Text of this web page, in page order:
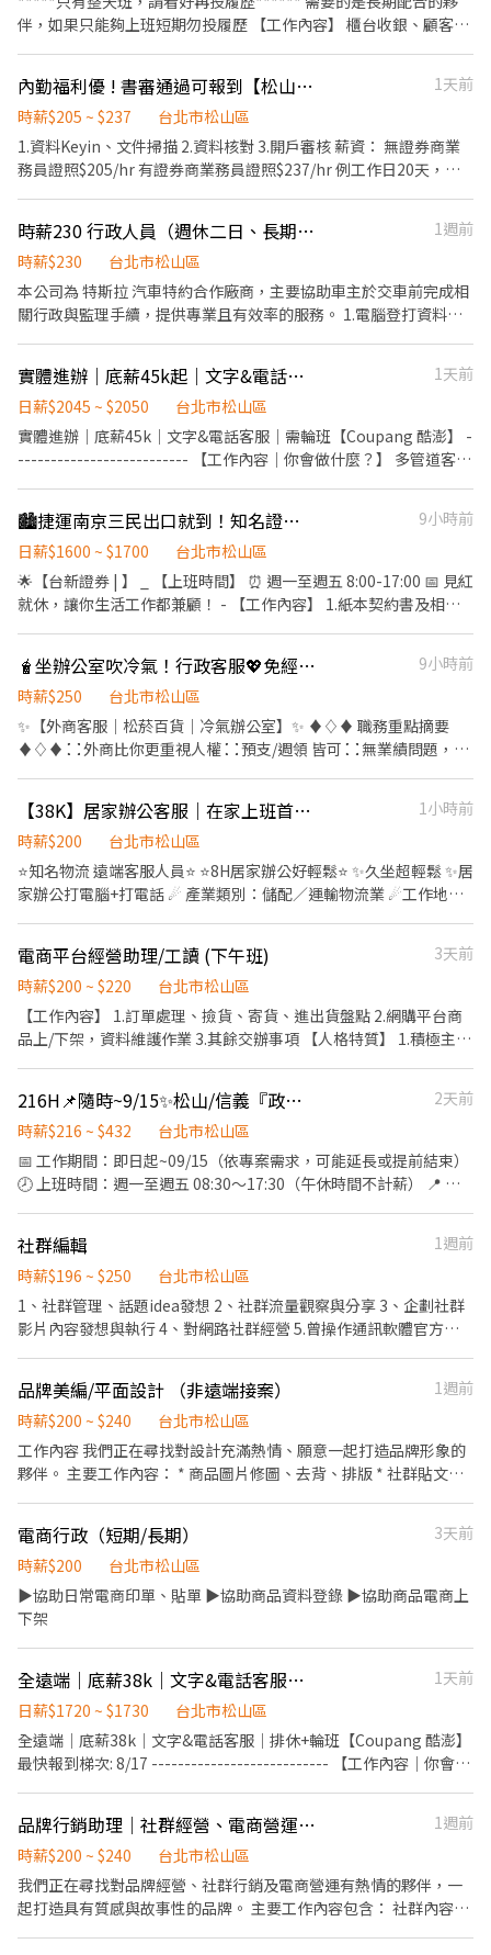
否正確） 負責限時特賣相關作業：每月初依指示分配限時搶購版位
（理想為週一至週五，9-18點） 2. 核心特質： 極度細心、有耐心，
對數字與文字敏感度高，能接受重複性高的設定與檢查工作 3. 技能
圖工具、熟悉 Excel / Google Sheets 基礎操作（如：資料登錄、表
格整理、排序）、具備基本美感，有電商作圖]、Banner 處理經驗
者佳 . 加分條件： 有蝦皮或其他電商平台後台（如 活動頁設定、限
時特賣設定）操作經驗者優先錄取，能長期配合者優先考慮 . 計薪方
工作時間： 週一～週五，9:00/9:30-18:00/18:30 (午休一小時不計
薪) ⚠️一週需配合五天到班，可長期配合一年以上優先⚠️ .
✼••┈┈┈┈••✼••┈┈┈┈••✼ 蝦皮【B2C商品比對專
員】#短期(Now~12/31) . 工作內容： 1. 比對團隊提供的商品清單。
2. 根據給定的驗證條件，人工確認兩件商品是否為同一商品。 3. 確
保所有的比對項目皆按照公告之標準進行檢查，並會有相對指標進
行成果檢驗。 4. 若比對過程中有遇到任何問題需及時報告給相關團
隊。 . 職務需求： 1. 至少4天班，5天最好 2. 具備細心且專注的工作
態度 3. 具備基礎的文書處理能力，包括Excel和Google Sheet等軟
經驗者優先，但非必需。 . 計薪方式：時薪196 . 工作地點：台北市
信義區忠孝東路四段555號17樓 . 工作時間： 週一～週五，
9:00/9:30-18:00/18:30 (午休一小時不計薪) ⚠️一週至少四天，可配
合5天尤佳⚠️ . . ✼••┈┈┈┈••✼••┈┈┈┈••✼ 蝦皮【快
銷品品類工讀生】#短期(Now~10/31) . 工作內容： 1.獨力完成報表
維運、資料整理/彙整與報表呈現 2.對負責品類進行市場調查，包括
品牌/產品情報、網路曝光管道等 3.跨部門資訊溝通與整合 4.
Word/PowerPoint/Excel基礎概念佳 (如樞紐分析、vlookup等) 5.
細心、負責並能獨立規劃優先順序以達成任務目標 . 職務需求： 1.配
合5天優先(最少要4天)，且連續天數上班為最適合 2.
Word/PowerPoint/Excel基礎概念佳 (如樞紐分析、vlookup等) 3.
細心、負責並能獨立規劃優先順序以達成任務目標 4. 擁有專案項目
進度掌控及跨部門溝通能力 . 計薪方式：時薪196 . 工作地點：台北
市信義區忠孝東路四段555號17樓 . 工作時間： 週一～週五，
9:00/9:30-18:00/18:30 (午休一小時不計薪) ⚠️一週至少四天，可配
合5天尤佳，且連續天數上班為最適合⚠️ . .
✼••┈┈┈┈••✼••┈┈┈┈••✼ 蝦皮【CFS 限時特賣工
商品圖檔更換 【加分條件】 細心，熟悉 google sheet 篩選, 標色 .
職務需求： 1.配合至少3天，且連續天數上班為最適合 (週三四五) 2.
Word/PowerPoint/Excel基礎概念佳 (如樞紐分析、vlookup等) 3.
細心, 能接受重複性高的工作 4. 能配合半年以上的 . . 計薪方式：時
薪196 . 工作地點：台北市信義區菸廠路88號9樓 . 工作時間： 週一
合3天，且連續天數上班為最適合 (週三四五)尤佳，需可長期配合至
少半年⚠️ . ✼••┈┈┈┈••✼••┈┈┈┈••✼ 蝦皮【行政工
2. 人員名單書審(會有教學) 3. 通知合作單位、跨部門書審結果 4. 主
管交辦事項 . 職務需求： 1. 基礎文書處理，包含Excel、Word、
Google Sheet 2. 自發回報工作進度 3. 具備溝通能力 4. 細心且有耐
心、責任感 ⚠️有使用google sheet經驗, 理解基本函數使用
時薪196 . 工作地點：台北市信義區忠孝東路四段555號17樓 . 工作
時間： 週一～週五，9:30-18:30 (午休一小時不計薪) ⚠️上班時間至
少四天，周五必須固定出勤⚠️ . .
✼••┈┈┈┈••✼••┈┈┈┈••✼ 蝦皮【風險控管工讀
生】#長期 . 工作內容： 1. 風險事件檢查，並依流程處理。 2. 其他主
管交辦事項。 . 其他條件： 1. 具備 Excel 基礎應用能力 (基本函數、
vlookup、樞紐分析等)。 2. 有責任感、具觀察力、細心、遇到問題
敢發問。 3. 對於資訊有整合與歸納能力。 4. 能接受重複性工作且獨
立作業。 5. 協助兩個風險部門處理行政作業 . 計薪方式：時薪196 .
上班⚠️ . ✼••┈┈┈┈••✼••┈┈┈┈••✼ 蝦皮【SCS文字
客服人員-早班(10:00~19:00)】#長期 . 工作內容： 1.透過文字即時
客服系統回覆用戶問題，達到團隊設定的服務目標 2.協助追蹤訂單
狀況 : 處理訂單、配送、退換貨、退款等售前售後服務 3.跨部門溝通
協調能力 : 案件轉詢其他團隊或廠商窗口 4.工單案件追蹤、結案 . 職
務需求： 1.排班制(週一至週日)，一週排班5天 2.具良好打字速度與
文字表達能力 3.抗壓性佳、能適應輪班與高訊量環境 4.具電商平台
或客服經驗者佳 5.需具備基本電腦操作能力與基礎英文閱讀能力 6.
善於團隊合作與內外部的溝通協調能力，並且保有各種學習彈性 . 計
薪方式：38K，視經驗能力敘薪 . 工作地點：台北市中正區八德路一
段55號4樓 . 工作時間： 週一～週日，10:00-19:00 (午休一小時不計
薪) ⚠️排班制(週一至週日)，一週排班5天⚠️ . .
✼••┈┈┈┈••✼••┈┈┈┈••✼ 蝦皮【智取店客服-早班
(8:30-17:30)】#長期 . 工作內容： 1. 回覆並解決買賣家於智取門市
所衍生之相關問題、引導系統操作並辨識系統異常情況，針對已回
報的系統問題進行追蹤與執行後續作業。 2. 了解賣家、消費者的需
求，提供產品/流程等反饋建議，跨部門協作及溝通。 3. 針對爭議案
伴，如果只能夠上班短期勿投履歷 【工作內容】 櫃台收銀、顧客接
（日薪制）： 11.5小時 2584元 12小時 2748元 12.5小時 2912元 享
高額獎金！表現佳者日薪高達10000元 ⸻ 【工作時間】 北車 整
天班：9:30-22:00 中山誠品：週日至週四10:30-22:00 / 週五週六
10:30-22:30 松菸誠品：10:30-22:00 信義A8 : 10:30-22:00 ⸻
【工作地點】 □ 中山南西誠品B1 □ 台北車站微風2樓 □ 松菸誠品
互動，樂於分享產品 積極主動、具備銷售熱情 對高額獎金有熱情者
尤佳！ 長期工作者為主，短期勿試，謝謝理解。 ⸻ 【面試資
https://www.lovin.tw/ Instagram：
https://www.instagram.com/lovin.520/ Facebook：
https://www.facebook.com/share/168oUCHwrP/?
mibextid=LQQJ4d
內勤福利優 ! 書審通過可報到【松山區】證券業後勤｜行政助理｜周休二日
1天前
時薪$205 ~ $237
台北市松山區
1.資料Keyin、文件掃描 2.資料核對 3.開戶審核 薪資： 無證券商業
務員證照$205/hr 有證券商業務員證照$237/hr 例工作日20天，每
週下午茶、過年開工紅包、生日禮金、婚喪喜慶補助 【聯絡資訊】
ConBiz - Katheryn 電話: (02)6605-8244 l1ne: jiao000
(Katheryn)
時薪230 行政人員（週休二日、長期配合可協助轉正）
1週前
時薪$230
台北市松山區
本公司為 特斯拉 汽車特約合作廠商，主要協助車主於交車前完成相
關行政與監理手續，提供專業且有效率的服務。 1.電腦登打資料、
選號。 希望加入的您能具備： * 細心、有責任感，能獨立處理行政
事項 * 打字速度佳，熟悉基本電腦操作 * 善於溝通，能應對客戶訊
息與臨時狀況 * 有汽車相關、客服或行政經驗佳（無經驗可學） 上
班日期：8月中-9月底 工讀時薪：$230/1H 工作時間9:00-18:00 享
實體進辦｜底薪45k起｜文字&電話客服｜白天輪班【Coupang 酷澎】
1天前
日薪$2045 ~ $2050
台北市松山區
實體進辦｜底薪45k｜文字&電話客服｜需輪班【Coupang 酷澎】 -
-------------------------- 【工作內容｜你會做什麼？】 多管道客戶
準確記錄客戶問題並追蹤後續處理進度。 流程執行與回饋： 嚴格遵
循標準作業程序 (SOP)，並針對常見問題主動提出優化建議。 專案
行政支援： 協助主管處理各項行政事務，確保團隊營運目標達成。
客服人員將依業務需求提供不同客服管道服務，包含 電話
分。 教育訓練完會輪班，依照酷澎主管說明為準 -------------------
-------- 【工作時間與配合度】 需配合輪班07:00-23:00，不會排到
大夜(大夜班額外招募) 最早07:00-16:00、最晚14:00-23:00 排休說
明： 需配合週末、國定假日排班（排班穩定，休假依勞基法規定）
初期因營運需求，班表可能較具彈性；營運穩定後，將以月分為單
位盡量維持固定班段，以利同仁安排生活 --------------------------
- 工作薪資：45K 工作模式：實體進辦公室，公司提供筆電 特休一
放)
🏙捷運南京三民出口就到！知名證券內勤職～朝八晚五生活超有節奏🕒
9小時前
日薪$1600 ~ $1700
台北市松山區
🌟【台新證券 | 】 _ 【上班時間】 ⏰ 週一至週五 8:00-17:00 📅 見紅
就休，讓你生活工作都兼顧！ - 【工作內容】 1.紙本契約書及相關
求 1.具Office電腦文書處理能力 2.可接受二度就業OK 3.處事細心，
待客親切具耐心
🧋坐辦公室吹冷氣！行政客服💖免經驗培訓＋下午茶無限供應
9小時前
時薪$250
台北市松山區
✨【外商客服｜松菸百貨｜冷氣辦公室】✨ ♦♢♦ 職務重點摘要
♦♢♦ ⛚ 外商比你更重視人權 ⛚ 預支/週領 皆可 ⛚ 無業績問題，純
都難 ⭐️無經驗也有完整教育訓練，手把手交到你會為止⭐️ ♦♢♦工
作時間及薪資♦♢♦ ¹ 買賣家問題文字回覆或與電話接聽 ² 訂單相關
問題處理，物流追蹤進度查詢 ———————————————— 【班別
任選-差在部門】(晚班津貼300/天；夜班津貼450/天) 🕒 班別時間
(🐈‍⬛夜貓專屬)→ 23:30-08:30(薪資44-51k含津貼區間~最低到最
高) ———————————————— 另有短期三個月試水溫 日班客服
長期)【一到日任選4天上班即可】❌暫停 ✅晚班PT →18:00–
22:00/19:00–23:00 ┘任選固定班 時薪：$250
———————————————— 【上班地點】：信義區菸廠路88號
(市府站走7分，松菸那棟) 【休假制度】：排休8-9天，遇紅字加放
更佳 【上班地點】：信義區菸廠路88號(市府站走7分，松菸那棟)
【休假制度】：排休8-9天，遇紅字加放天數 📞詢問電話
0979660360 予祈也可直接搜尋＋好友 ◢懶人專區😝快速詢問◣
https://lin.ee/bZjAF9N
【38K】居家辦公客服｜在家上班首選｜環境自由輕鬆
1小時前
時薪$200
台北市松山區
⭐️知名物流 遠端客服人員⭐️ ⭐️8H居家辦公好輕鬆⭐️ ✨久坐超輕鬆 ✨居
家辦公打電腦+打電話 ☄ 產業類別：儲配／運輸物流業 ☄工作地
需要有良好且安靜的網路以及環境 ☄ 薪資：38K ☄ 上班時間：可配
合輪班，8am-10pm daily (午休一小時) <<(無法指定，需要都能配
合)>> ☄ 休假制度：排休制 ☄ 工作條件：會電腦文書作業、基礎
EXCEL
電商平台經營助理/工讀 (下午班)
3天前
時薪$200 ~ $220
台北市松山區
【工作內容】 1.訂單處理、撿貨、寄貨、進出貨盤點 2.網購平台商
品上/下架，資料維護作業 3.其餘交辦事項 【人格特質】 1.積極主
時 2.需長期配合，短期勿應徵 3.對電商具有高敏銳度，興趣和熱情
216H📌隨時~9/15✨松山/信義『政府單位♡紙本E化人員』 #休假日
2天前
時薪$216 ~ $432
台北市松山區
📅 工作期間：即日起~09/15（依專案需求，可能延長或提前結束）
🕗 上班時間：週一至週五 08:30～17:30（午休時間不計薪） 📍 工
69X號 臺北市信義區福德街8X號 臺北市南港路1段36X號 臺北市文
山區興隆路二段16X號 - 💰 薪資說明：216H 薪資試算（實際上薪資
以實際上班狀況為主） 每日薪資試算：216 × 8 ＝ 1,728 元 （以 22
天計）：1,728 × 22 ＝ 38,016 元（未扣勞健保，實際上薪資以實
作業 - ※ 需細心、能處理重複性行政工作 ※ 出勤需正常！ - 【快速
應徵】小雞仍須按應徵； 官方帳號：@562rcdvo TEL：02-6636-
社群編輯
1週前
時薪$196 ~ $250
台北市松山區
1、社群管理、話題idea發想 2、社群流量觀察與分享 3、企劃社群
影片內容發想與執行 4、對網路社群經營 5.曾操作通訊軟體官方帳
品牌美編/平面設計 （非遠端接案）
1週前
時薪$200 ~ $240
台北市松山區
工作內容 我們正在尋找對設計充滿熱情、願意一起打造品牌形象的
夥伴。 主要工作內容： * 商品圖片修圖、去背、排版 * 社群貼文
紙、型錄等印刷設計 * 展覽、活動相關視覺製作 * 協助品牌整體視
覺一致性 未來若能力成熟，也有機會參與品牌識別、產品包裝、展
場設計及新品企劃。 我們希望你具備 必要條件 * 熟悉 Adobe
Illustrator、Photoshop * 具備基本排版與美感 * 做事細心、具責
或短影音剪輯經驗 * 熟悉 Canva、Figma * 有品牌、美妝、花藝、
生活風格產業經驗 * 具 AI 工具（ChatGPT、Midjourney、Firefly
電商行政（短期/長期）
3天前
時薪$200
台北市松山區
▶️協助日常電商印單、貼單 ▶️協助商品資料登錄 ▶️協助商品電商上
下架
全遠端｜底薪38k｜文字&電話客服｜台天輪班【Coupang 酷澎】
1天前
日薪$1720 ~ $1730
台北市松山區
全遠端｜底薪38k｜文字&電話客服｜排休+輪班【Coupang 酷澎】
最快報到梯次: 8/17 --------------------------- 【工作內容｜你會做
系統與 CRM 工具，準確記錄客戶問題並追蹤後續處理進度。 流程
執行與回饋： 嚴格遵循標準作業程序 (SOP)，並針對常見問題主動
提出優化建議。 專案行政支援： 協助主管處理各項行政事務，確保
團隊營運目標達成。 客服人員將依業務需求提供不同客服管道服
品牌行銷助理｜社群經營、電商營運、品牌企劃（非遠端接案）
1週前
時薪$200 ~ $240
台北市松山區
我們正在尋找對品牌經營、社群行銷及電商營運有熱情的夥伴，一
起打造具有質感與故事性的品牌。 主要工作內容包含： 社群內容規